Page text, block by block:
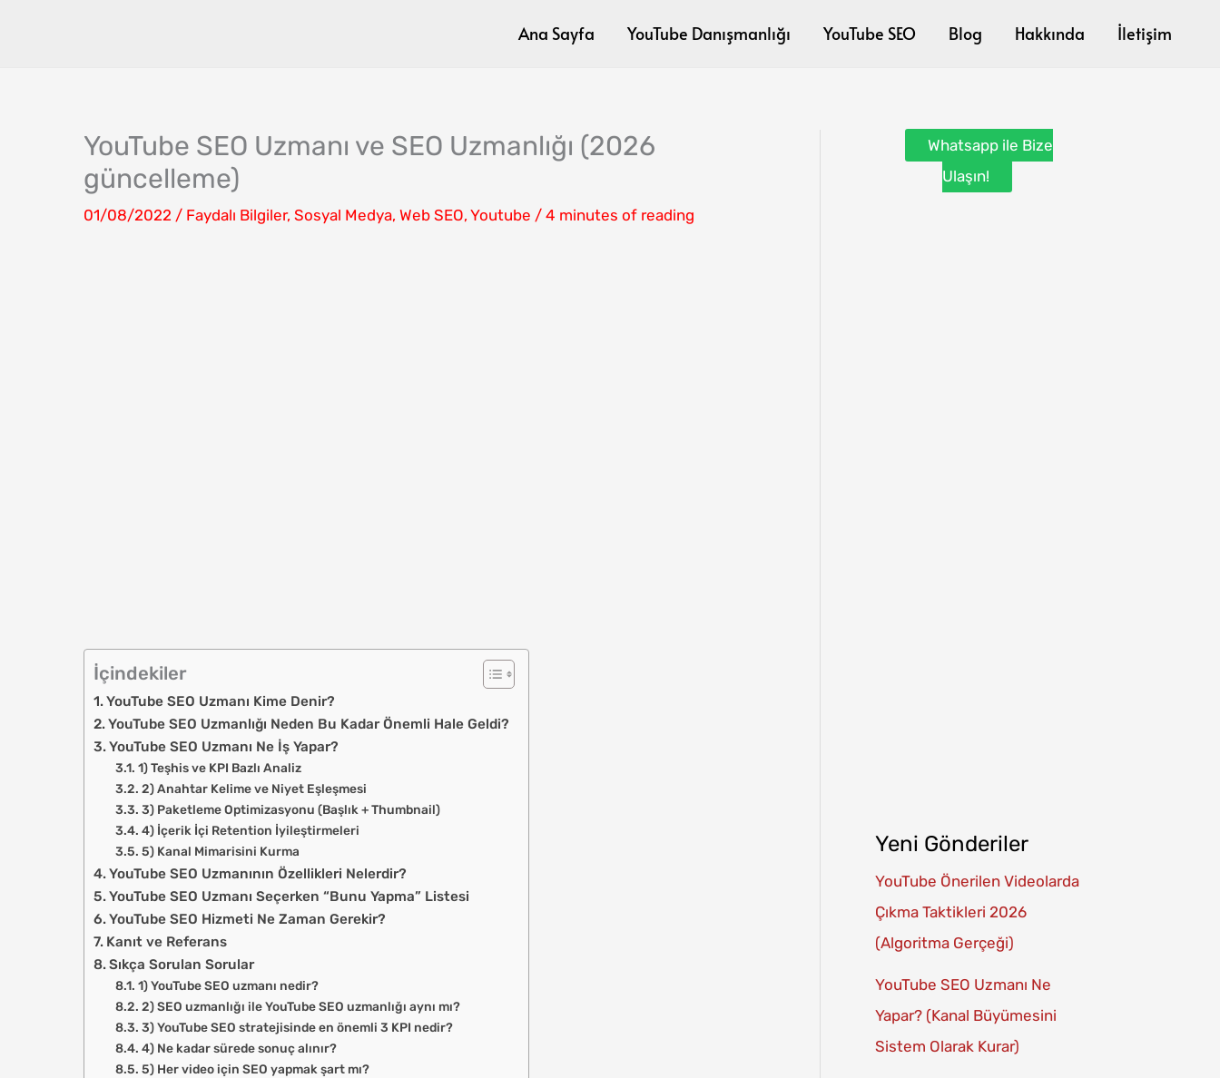
Ana Sayfa YouTube Danışmanlığı YouTube SEO Blog Hakkında İletişim
YouTube SEO Uzmanı ve SEO Uzmanlığı (2026
güncelleme)
01/08/2022 / Faydalı Bilgiler, Sosyal Medya, Web SEO, Youtube / 4 minutes of reading
İçindekiler
YouTube SEO Uzmanı Kime Denir?
YouTube SEO Uzmanlığı Neden Bu Kadar Önemli Hale Geldi?
YouTube SEO Uzmanı Ne İş Yapar?
1) Teşhis ve KPI Bazlı Analiz
2) Anahtar Kelime ve Niyet Eşleşmesi
3) Paketleme Optimizasyonu (Başlık + Thumbnail)
4) İçerik İçi Retention İyileştirmeleri
5) Kanal Mimarisini Kurma
YouTube SEO Uzmanının Özellikleri Nelerdir?
YouTube SEO Uzmanı Seçerken “Bunu Yapma” Listesi
YouTube SEO Hizmeti Ne Zaman Gerekir?
Kanıt ve Referans
Sıkça Sorulan Sorular
1) YouTube SEO uzmanı nedir?
2) SEO uzmanlığı ile YouTube SEO uzmanlığı aynı mı?
3) YouTube SEO stratejisinde en önemli 3 KPI nedir?
4) Ne kadar sürede sonuç alınır?
5) Her video için SEO yapmak şart mı?
Whatsapp ile Bize
Ulaşın!
Yeni Gönderiler
YouTube Önerilen Videolarda
Çıkma Taktikleri 2026
(Algoritma Gerçeği)
YouTube SEO Uzmanı Ne
Yapar? (Kanal Büyümesini
Sistem Olarak Kurar)